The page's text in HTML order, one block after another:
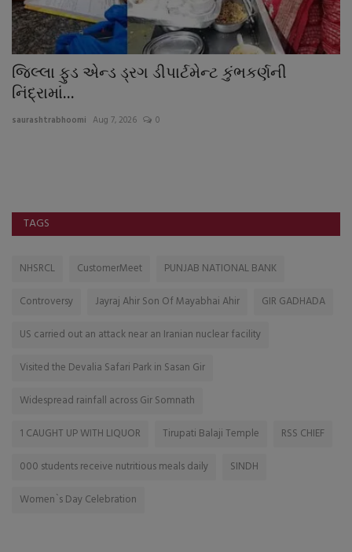
જિલ્લા ફુડ એન્ડ ડ્રગ ડીપાર્ટમેન્ટ કુંભકર્ણની
નિંદ્રામાં...
saurashtrabhoomi Aug 7, 2026 0
TAGS
NHSRCL CustomerMeet
PUNJAB NATIONAL BANK
Controversy
Jayraj Ahir Son Of Mayabhai Ahir
GIR GADHADA
US carried out an attack near an Iranian nuclear facility
Visited the Devalia Safari Park in Sasan Gir
Widespread rainfall across Gir Somnath
1 CAUGHT UP WITH LIQUOR
Tirupati Balaji Temple
RSS CHIEF
000 students receive nutritious meals daily
SINDH
Women`s Day Celebration